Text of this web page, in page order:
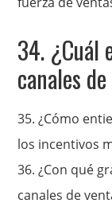
34. ¿Cuál
canales
35. ¿Cómo
los incentivos
36. ¿Con qué
canales de